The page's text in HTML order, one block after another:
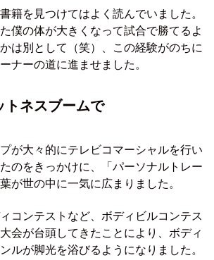
籍を見つけてはよく読んでいました。
僕の体が大きくなって試合で勝てるよ
は別として（笑）、この経験がのちに
ナーの道に進ませました。
トネスブームで
が大々的にテレビコマーシャルを行い
のをきっかけに、「パーソナルトレー
が世の中に一気に広まりました。
コンテストなど、ボディビルコンテス
会が台頭してきたことにより、ボディ
ルが脚光を浴びるようになりました。